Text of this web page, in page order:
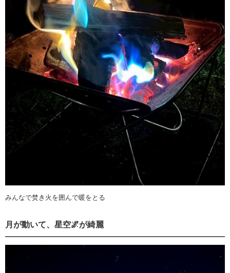
みんなで焚き火を囲んで暖をとる
月が動いて、星空🌌が綺麗